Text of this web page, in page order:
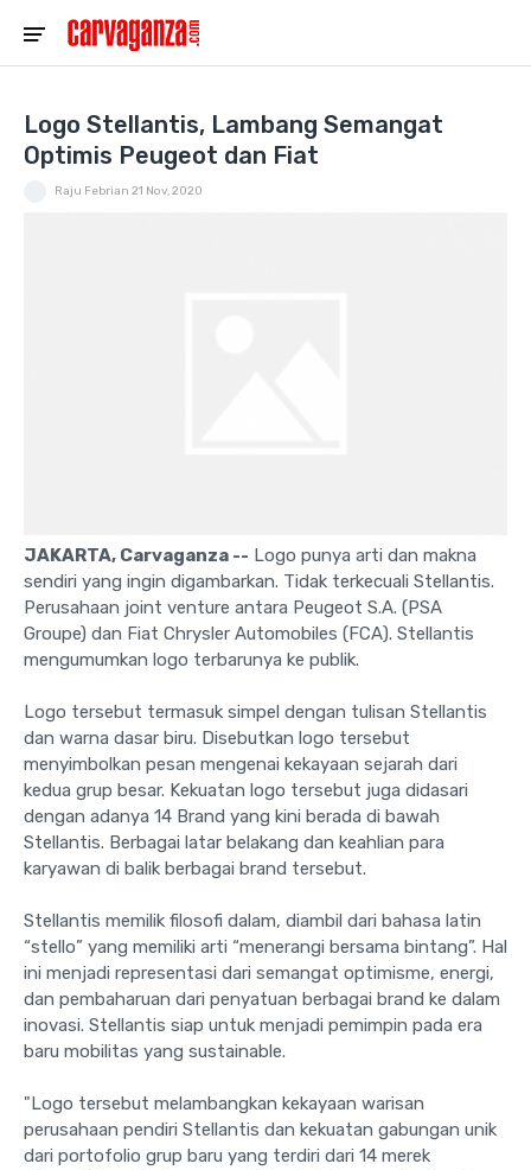
Logo Stellantis, Lambang Semangat
Optimis Peugeot dan Fiat
Raju Febrian 21 Nov, 2020
JAKARTA, Carvaganza -- Logo punya arti dan makna
sendiri yang ingin digambarkan. Tidak terkecuali Stellantis.
Perusahaan joint venture antara Peugeot S.A. (PSA
Groupe) dan Fiat Chrysler Automobiles (FCA). Stellantis
mengumumkan logo terbarunya ke publik.
Logo tersebut termasuk simpel dengan tulisan Stellantis
dan warna dasar biru. Disebutkan logo tersebut
menyimbolkan pesan mengenai kekayaan sejarah dari
kedua grup besar. Kekuatan logo tersebut juga didasari
dengan adanya 14 Brand yang kini berada di bawah
Stellantis. Berbagai latar belakang dan keahlian para
karyawan di balik berbagai brand tersebut.
Stellantis memilik filosofi dalam, diambil dari bahasa latin
“stello” yang memiliki arti “menerangi bersama bintang”. Hal
ini menjadi representasi dari semangat optimisme, energi,
dan pembaharuan dari penyatuan berbagai brand ke dalam
inovasi. Stellantis siap untuk menjadi pemimpin pada era
baru mobilitas yang sustainable.
"Logo tersebut melambangkan kekayaan warisan
perusahaan pendiri Stellantis dan kekuatan gabungan unik
dari portofolio grup baru yang terdiri dari 14 merek